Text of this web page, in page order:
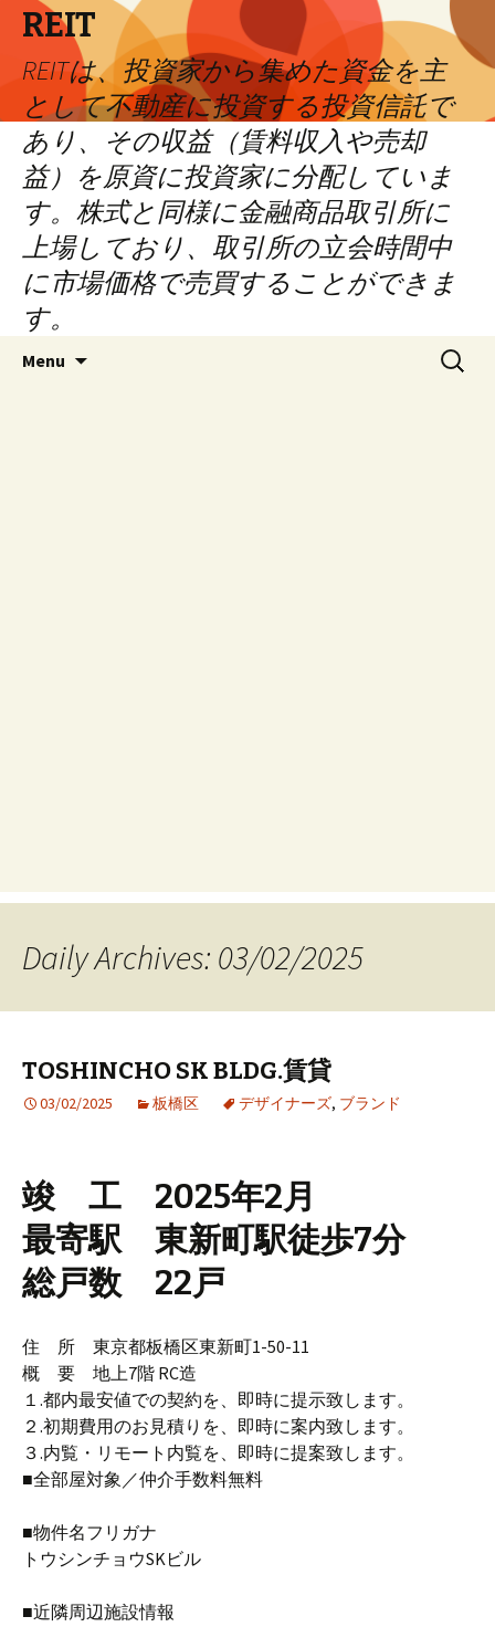
REIT
REITは、投資家から集めた資金を主
として不動産に投資する投資信託で
あり、その収益（賃料収入や売却
益）を原資に投資家に分配していま
す。株式と同様に金融商品取引所に
上場しており、取引所の立会時間中
に市場価格で売買することができま
す。
Menu
Search
for:
Daily Archives: 03/02/2025
TOSHINCHO SK BLDG.賃貸
03/02/2025 板橋区 デザイナーズ, ブランド
竣 工 2025年2月
最寄駅 東新町駅徒歩7分
総戸数 22戸
住 所 東京都板橋区東新町1-50-11
概 要 地上7階 RC造
１.都内最安値での契約を、即時に提示致します。
２.初期費用のお見積りを、即時に案内致します。
３.内覧・リモート内覧を、即時に提案致します。
■全部屋対象／仲介手数料無料
■物件名フリガナ
トウシンチョウSKビル
■近隣周辺施設情報